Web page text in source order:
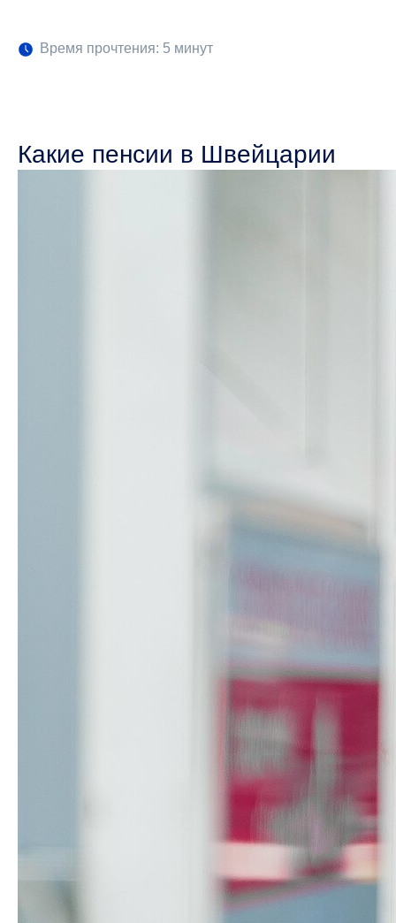
Время прочтения: 5 минут
Какие пенсии в Швейцарии